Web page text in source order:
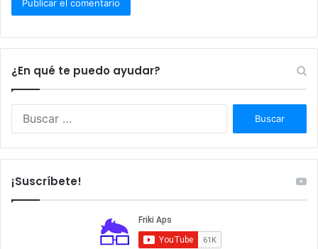
¿En qué te puedo ayudar?
¡Suscríbete!